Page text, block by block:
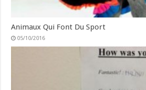
Animaux Qui Font Du Sport
05/10/2016